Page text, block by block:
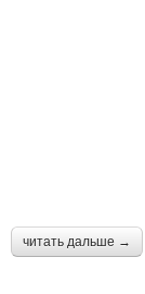
читать дальше →